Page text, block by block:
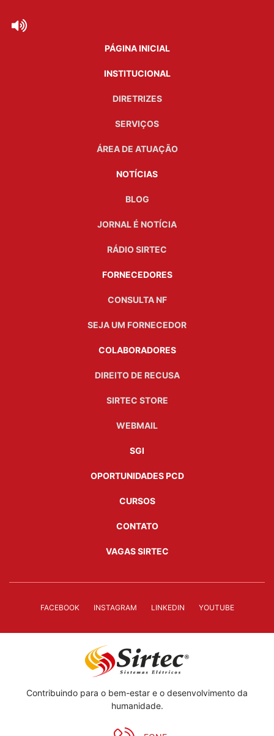
PÁGINA INICIAL
INSTITUCIONAL
DIRETRIZES
SERVIÇOS
ÁREA DE ATUAÇÃO
NOTÍCIAS
BLOG
JORNAL É NOTÍCIA
RÁDIO SIRTEC
FORNECEDORES
CONSULTA NF
SEJA UM FORNECEDOR
COLABORADORES
DIREITO DE RECUSA
SIRTEC STORE
WEBMAIL
SGI
OPORTUNIDADES PCD
CURSOS
CONTATO
VAGAS SIRTEC
FACEBOOK INSTAGRAM LINKEDIN YOUTUBE
Contribuindo para o bem-estar e o desenvolvimento da
humanidade.